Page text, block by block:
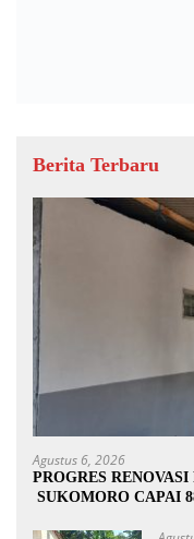
Berita Terbaru
Agustus 6, 2026
PROGRES
SUKOMORO CAPAI